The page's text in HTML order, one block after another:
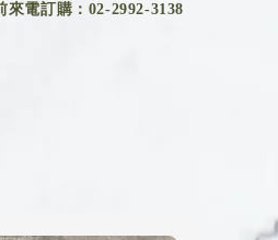
電訂購：02-2992-3138